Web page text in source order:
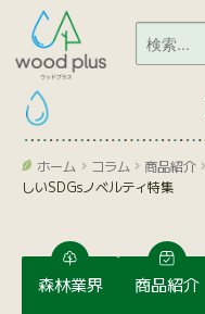
ホーム コラム 商品紹介
しいSDGsノベルティ特集
森林業界 商品紹介